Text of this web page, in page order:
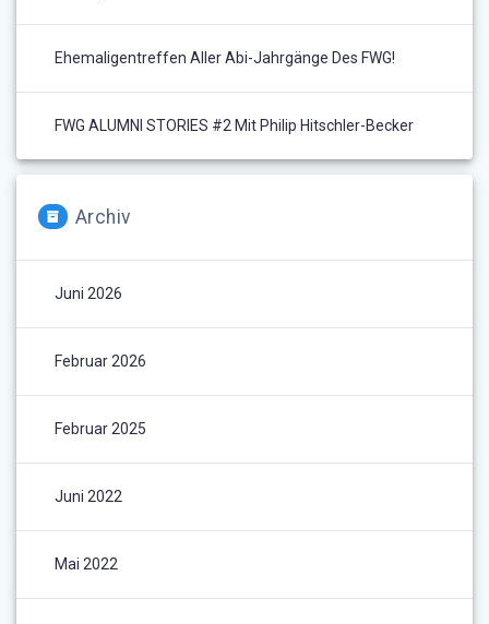
Ehemaligentreffen Aller Abi-Jahrgänge Des FWG!
FWG ALUMNI STORIES #2 Mit Philip Hitschler-Becker
Archiv
Juni 2026
Februar 2026
Februar 2025
Juni 2022
Mai 2022